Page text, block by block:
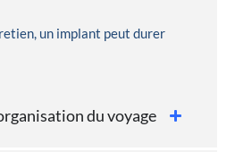
un implant peut durer
du voyage